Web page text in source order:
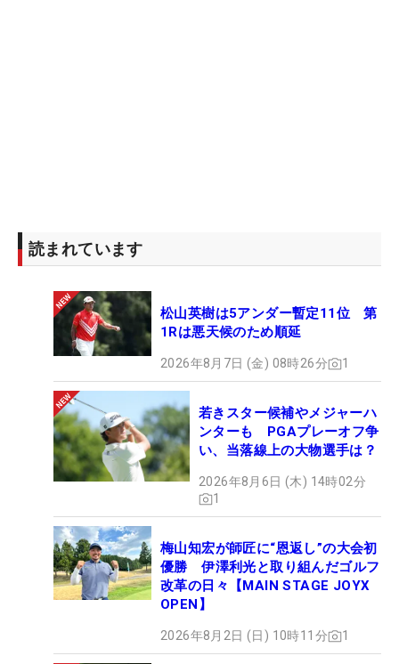
読まれています
松山英樹は5アンダー暫定11位 第
1Rは悪天候のため順延
2026年8月7日 (金) 08時26分 1
若きスター候補やメジャーハ
ンターも PGAプレーオフ争
い、当落線上の大物選手は？
2026年8月6日 (木) 14時02分
1
梅山知宏が師匠に“恩返し”の大会初
優勝 伊澤利光と取り組んだゴルフ
改革の日々【MAIN STAGE JOYX
OPEN】
2026年8月2日 (日) 10時11分 1